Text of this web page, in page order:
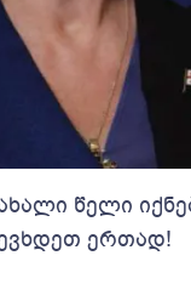
წელი
ერთად!